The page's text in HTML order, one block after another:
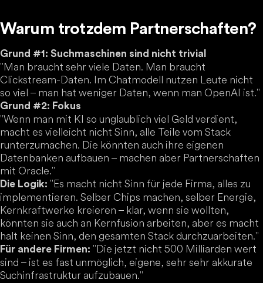
Warum trotzdem Partnerschaften?
Grund #1: Suchmaschinen sind nicht trivial
"Man braucht sehr viele Daten. Man braucht
Clickstream-Daten. Im Chatmodell nutzen Leute nicht
so viel – man hat weniger Daten, wenn man OpenAI ist."
Grund #2: Fokus
"Wenn man mit KI so unglaublich viel Geld verdient,
macht es vielleicht nicht Sinn, alle Teile vom Stack
runterzumachen. Die könnten auch ihre eigenen
Datenbanken aufbauen – machen aber Partnerschaften
mit Oracle."
Die Logik: "Es macht nicht Sinn für jede Firma, alles zu
implementieren. Selber Chips machen, selber Energie,
Kernkraftwerke kreieren – klar, wenn sie wollten,
könnten sie auch an Kernfusion arbeiten, aber es macht
halt keinen Sinn, den gesamten Stack durchzuarbeiten."
Für andere Firmen: "Die jetzt nicht 500 Milliarden wert
sind – ist es fast unmöglich, eigene, sehr sehr akkurate
Suchinfrastruktur aufzubauen."